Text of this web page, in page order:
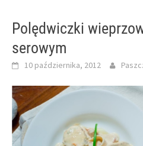
Polędwiczki
serowym
10 października, 2012